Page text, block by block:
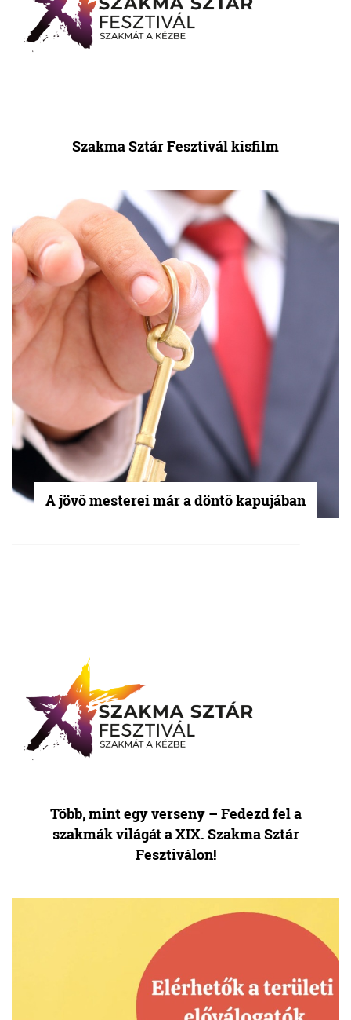
Szakma Sztár Fesztivál kisfilm
A jövő mesterei már a döntő kapujában
Több, mint egy verseny – Fedezd fel a
szakmák világát a XIX. Szakma Sztár
Fesztiválon!